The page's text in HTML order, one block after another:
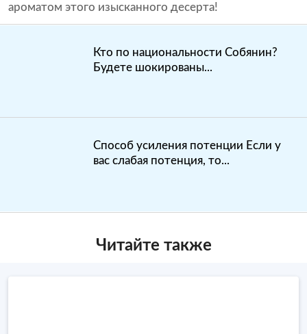
ароматом этого изысканного десерта!
Кто по национальности Собянин?
Будете шокированы...
Способ усиления потенции Если у
вас слабая потенция, то...
Читайте также